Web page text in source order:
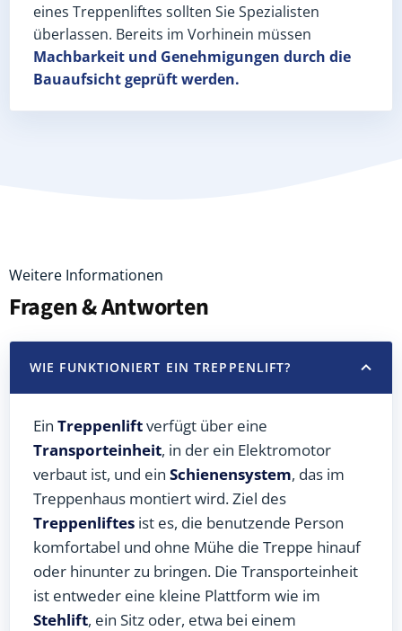
eines Treppenliftes sollten Sie Spezialisten
überlassen. Bereits im Vorhinein müssen
Machbarkeit und Genehmigungen durch die
Bauaufsicht geprüft werden.
Weitere Informationen
Fragen & Antworten
WIE FUNKTIONIERT EIN TREPPENLIFT?
Ein Treppenliftverfügt über eine
Transporteinheit, in der ein Elektromotor
verbaut ist, und ein Schienensystem, das im
Treppenhaus montiert wird. Ziel des
Treppenliftes ist es, die benutzende Person
komfortabel und ohne Mühe die Treppe hinauf
oder hinunter zu bringen. Die Transporteinheit
ist entweder eine kleine Plattform wie im
Stehlift, ein Sitz oder, etwa bei einem